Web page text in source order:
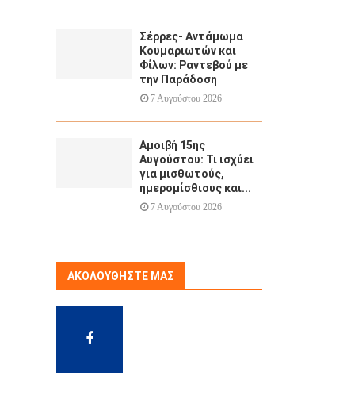
Σέρρες- Αντάμωμα
Κουμαριωτών και
Φίλων: Ραντεβού με
την Παράδοση
7 Αυγούστου 2026
Αμοιβή 15ης
Αυγούστου: Τι ισχύει
για μισθωτούς,
ημερομίσθιους και...
7 Αυγούστου 2026
ΑΚΟΛΟΥΘΉΣΤΕ ΜΑΣ